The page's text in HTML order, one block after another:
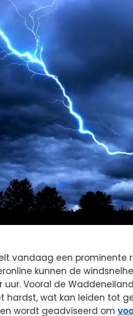
vandaag een prominente
kunnen de
uur. Vooral de
hardst, wat kan leiden tot
wordt geadviseerd om